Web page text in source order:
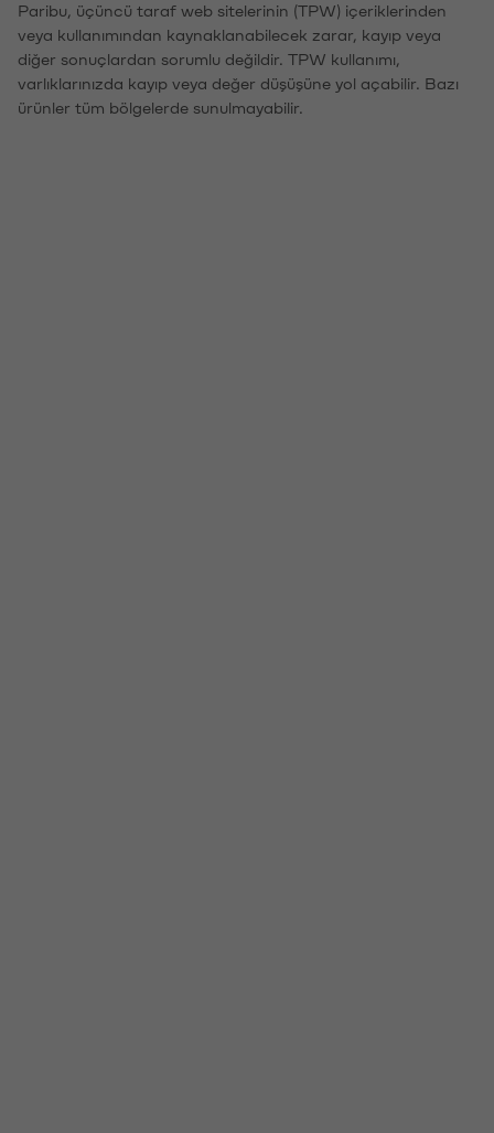
Paribu, üçüncü taraf web sitelerinin (TPW) içeriklerinden
veya kullanımından kaynaklanabilecek zarar, kayıp veya
diğer sonuçlardan sorumlu değildir. TPW kullanımı,
varlıklarınızda kayıp veya değer düşüşüne yol açabilir. Bazı
ürünler tüm bölgelerde sunulmayabilir.